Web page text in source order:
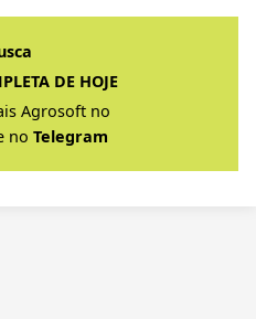
DE HOJE
Agrosoft no
no Telegram